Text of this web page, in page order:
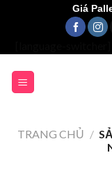
Giá
TRANG CHỦ /